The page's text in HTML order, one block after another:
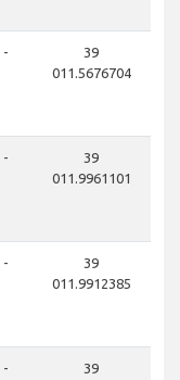
-
39
011.5676704
-
39
011.9961101
-
39
011.9912385
-
39